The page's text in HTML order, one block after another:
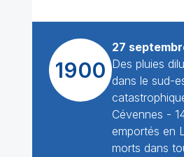
1900
27
Des pluies
dans le sud-
Cévennes -
emportés en
morts dans